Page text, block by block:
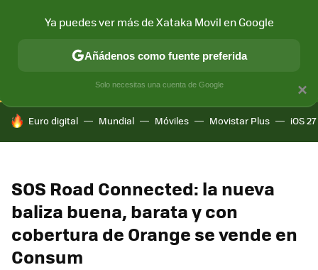
CONECTIVIDAD MÓVIL Y SOCIEDAD APLICACIONES
HOY SE HABLA DE
Euro digital Mundial Móviles Movistar Plus iOS 27
SOS Road Connected: la nueva
baliza buena, barata y con
cobertura de Orange se vende en
Consum
×
Ya puedes ver más de Xataka Movil en Google
Añádenos como fuente preferida
Solo necesitas una cuenta de Google